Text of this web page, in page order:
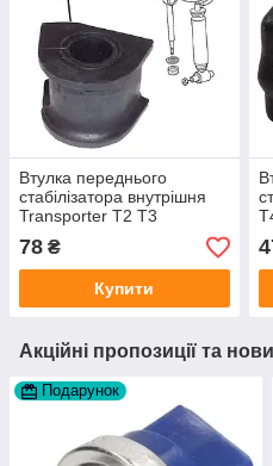
Втулка переднього
стабілізатора внутрішня
Transporter T2 T3
(стабілізатор 21мм)
78 ₴
Купити
Акційні пропозиції та
Подарунок